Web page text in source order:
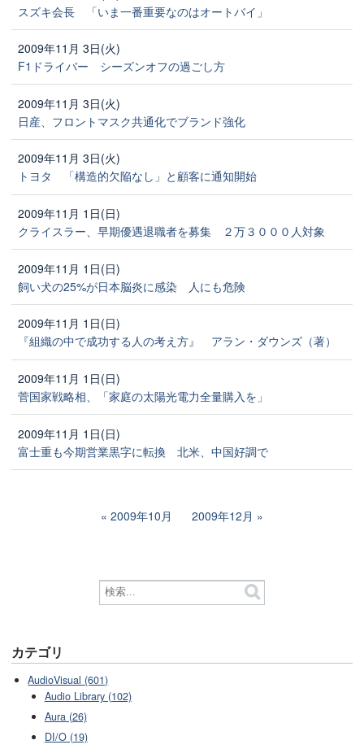
スズキ会長 「いま一番重要なのはオートバイ」
2009年11月 3日(火)
F1ドライバー シーズンオフの過ごし方
2009年11月 3日(火)
日産、フロントマスク共通化でブランド強化
2009年11月 3日(火)
トヨタ 「構造的欠陥なし」と顧客に通知開始
2009年11月 1日(日)
クライスラー、早期優遇退職者を募集 ２万３０００人対象
2009年11月 1日(日)
飼い犬の25%が日本脳炎に感染 人にも危険
2009年11月 1日(日)
『組織の中で成功する人の考え方』 アラン・ダウンズ（著）
2009年11月 1日(日)
菅国家戦略相、「家庭の太陽光電力全量購入を」
2009年11月 1日(日)
富士重も今期営業黒字に転換 北米、中国好調で
2009年10月 2009年12月
カテゴリ
AudioVisual (601)
Audio Library (102)
Aura (26)
DI/O (19)